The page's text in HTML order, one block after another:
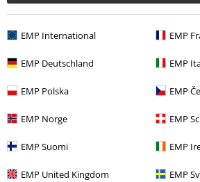
EMP International EMP
EMP Deutschland EMP
EMP Polska EMP
EMP Norge EMP
EMP Suomi EMP
EMP United Kingdom EMP